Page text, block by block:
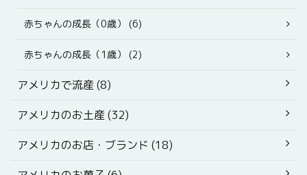
赤ちゃんの成長（0歳） (6)
赤ちゃんの成長（1歳） (2)
アメリカで流産 (8)
アメリカのお土産 (32)
アメリカのお店・ブランド (18)